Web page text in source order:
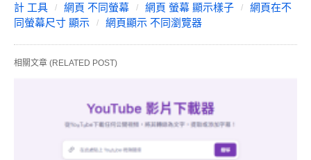
計 工具
網頁 不同螢幕 網頁 螢幕 顯示樣子
網頁在不
同螢幕尺寸 顯示
網頁顯示 不同瀏覽器
相關文章 (RELATED POST)